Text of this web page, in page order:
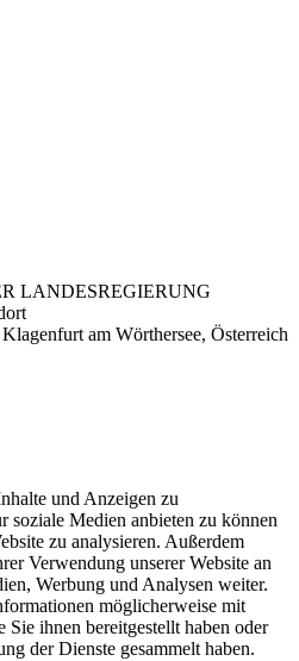
LANDESREGIERUNG
am Wörthersee, Österreich
und Anzeigen zu
soziale Medien anbieten zu können
zu analysieren. Außerdem
Verwendung unserer Website an
Werbung und Analysen weiter.
möglicherweise mit
Sie ihnen bereitgestellt haben oder
der Dienste gesammelt haben.